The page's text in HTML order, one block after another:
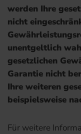
werden Ihre
nicht
unentgeltlich
gesetzlichen
Garantie nicht
Ihre weiteren
beispielsweise
Für weitere